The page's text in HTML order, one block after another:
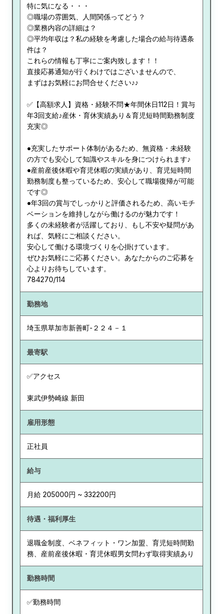
特に気になる・・・
◎職場の雰囲気、人間関係ってどう？
◎業務内容の詳細は？
◎平均年収は？私の経験を考慮した場合の給与待遇条
件は？
これらの情報も丁寧にご案内致します！！
直接応募通知が行くわけではございませんので、
まずはお気軽にお問合せください♪♪
✅【高額求人】資格・経験不問★年間休日112日！賞与
年3回支給♪産休・育休実績あり＆育児短時間勤務制度
充実◎
●充実したサポート体制があるため、無資格・未経験
の方でも安心して知識やスキルを身につけられます♪
●産前産後休暇や育児休暇の実績があり、育児短時間
勤務制度も整っているため、安心して職場復帰が可能
です◎
●年3回の賞与でしっかりと評価されるため、高いモチ
ベーションを維持しながら働けるのが魅力です！
多くの未経験者が活躍しており、もし不安や疑問があ
れば、気軽にご相談ください。
安心して働ける環境づくりを心掛けています。
ぜひお気軽にご応募ください。あなたからのご応募を
心よりお待ちしています。
784270/114
勤務地
埼玉県草加市新善町-２２４－１
最寄駅
✅アクセス
東武伊勢崎線 新田
雇用形態
正社員
給与
月給 205000円 ~ 332200円
待遇・福利厚生
退職金制度、ベネフィット・ワン加盟、育児短時間勤
務、産前産後休暇・育児休暇男女問わず取得実績あり
勤務時間
✅勤務時間